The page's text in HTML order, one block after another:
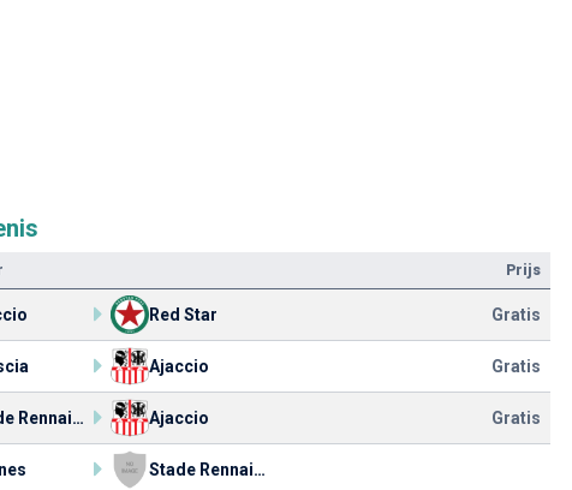
Prijs
Red Star Gratis
Ajaccio Gratis
Stade Rennais FC II Ajaccio Gratis
Stade Rennais FC II